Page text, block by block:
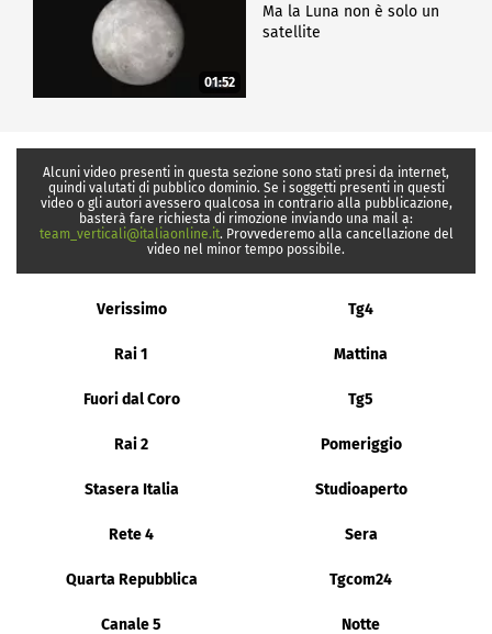
01:52
Ma la Luna non è solo un
satellite
Alcuni video presenti in questa sezione sono stati presi da internet,
quindi valutati di pubblico dominio. Se i soggetti presenti in questi
video o gli autori avessero qualcosa in contrario alla pubblicazione,
basterà fare richiesta di rimozione inviando una mail a:
team_verticali@italiaonline.it. Provvederemo alla cancellazione del
video nel minor tempo possibile.
Verissimo Tg4
Rai 1 Mattina
Fuori dal Coro Tg5
Rai 2 Pomeriggio
Stasera Italia Studioaperto
Rete 4 Sera
Quarta Repubblica Tgcom24
Canale 5 Notte